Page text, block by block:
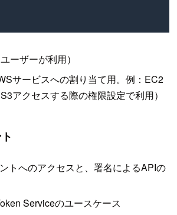
ーザーが利用）
サービスへの割り当て用。例：EC2
アクセスする際の権限設定で利用）
トへのアクセスと、署名によるAPIの
Serviceのユースケース